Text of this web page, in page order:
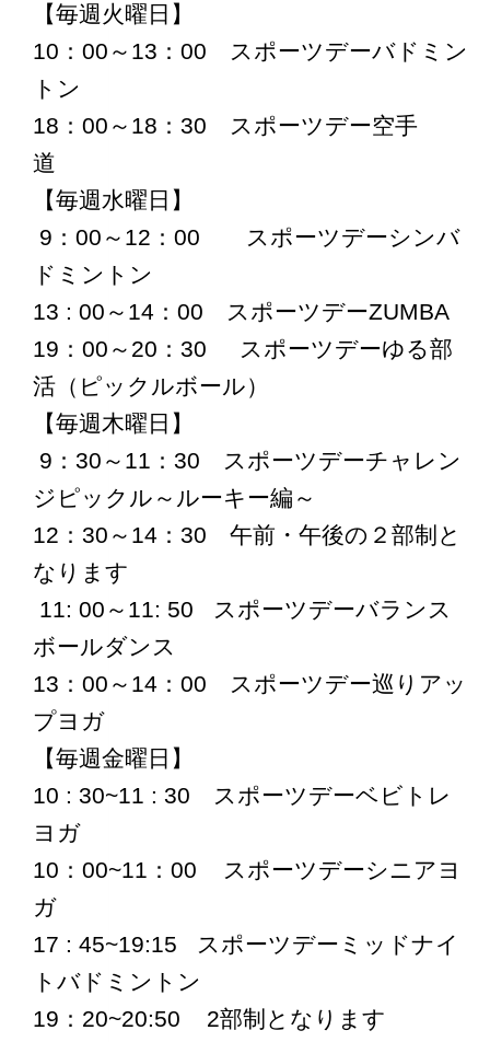
【毎週火曜日】
10：00～13：00 スポーツデーバドミン
トン
18：00～18：30 スポーツデー空手
道
【毎週水曜日】
9：00～12：00 スポーツデーシンバ
ドミントン
13 : 00～14：00 スポーツデーZUMBA
19：00～20：30 スポーツデーゆる部
活（ピックルボール）
【毎週木曜日】
9：30～11：30 スポーツデーチャレン
ジピックル～ルーキー編～
12：30～14：30 午前・午後の２部制と
なります
11: 00～11: 50 スポーツデーバランス
ボールダンス
13：00～14：00 スポーツデー巡りアッ
プヨガ
【毎週金曜日】
10 : 30~11 : 30 スポーツデーベビトレ
ヨガ
10：00~11：00 スポーツデーシニアヨ
ガ
17 : 45~19:15 スポーツデーミッドナイ
トバドミントン
19：20~20:50 2部制となります